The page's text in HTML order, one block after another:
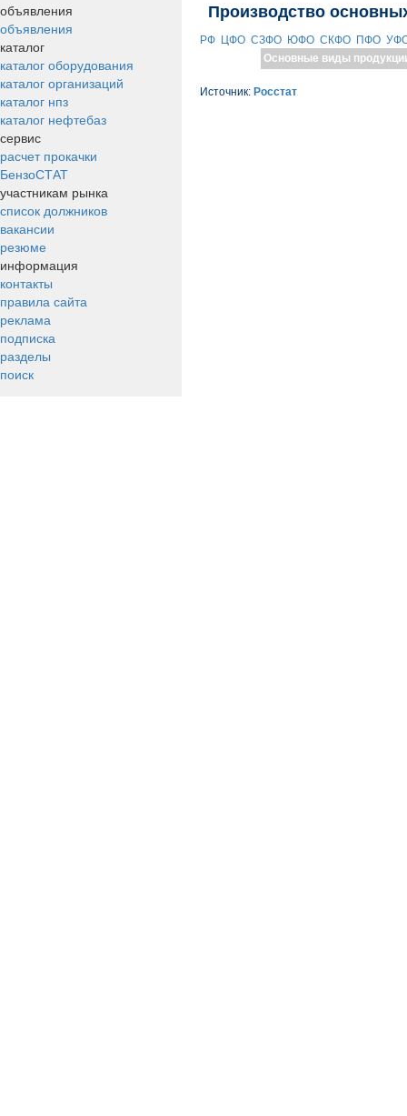
объявления
объявления
каталог
каталог оборудования
каталог организаций
каталог нпз
каталог нефтебаз
сервис
расчет прокачки
БензоСТАТ
участникам рынка
список должников
вакансии
резюме
информация
контакты
правила сайта
реклама
подписка
разделы
поиск
Производство
РФ ЦФО СЗФО ЮФО СКФО ПФО
Основные виды
Источник: Росстат